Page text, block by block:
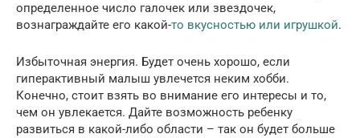
определенное число галочек или звездочек,
вознаграждайте его какой-то вкусностью или игрушкой.
Избыточная энергия. Будет очень хорошо, если
гиперактивный малыш увлечется неким хобби.
Конечно, стоит взять во внимание его интересы и то,
чем он увлекается. Дайте возможность ребенку
развиться в какой-либо области – так он будет больше